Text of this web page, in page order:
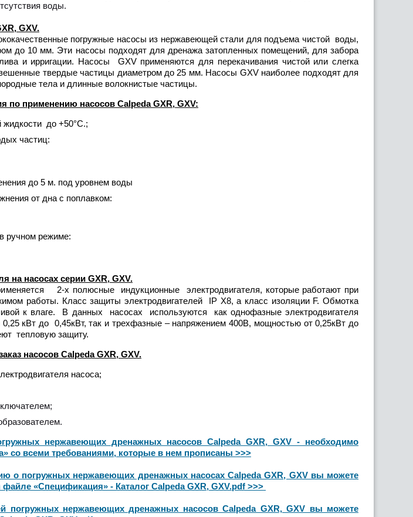
воды.
GXV.
погружные насосы из нержавеющей стали для подъема чистой воды,
до 10 мм. Эти насосы подходят для дренажа затопленных помещений, для забора
и ирригации. Насосы GXV применяются для перекачивания чистой или слегка
твердые частицы диаметром до 25 мм. Насосы GXV наиболее подходят для
тела и длинные волокнистые частицы.
по применению насосов Calpeda GXR, GXV:
жидкости до +50°C.;
частиц:
до 5 м. под уровнем воды
от дна с поплавком:
ручном режиме:
на насосах серии GXR, GXV.
2-х полюсные индукционные электродвигателя, которые работают при
работы. Класс защиты электродвигателей IP Х8, а класс изоляции F. Обмотка
к влаге. В данных насосах используются как однофазные электродвигателя
кВт до 0,45кВт, так и трехфазные – напряжением 400В, мощностью от 0,25кВт до
тепловую защиту.
насосов Calpeda GXR, GXV.
насоса;
нержавеющих дренажных насосов Calpeda GXR, GXV - необходимо
со всеми требованиями, которые в нем прописаны >>>
о погружных нержавеющих дренажныхнасосах Calpeda GXR, GXV вы можете
«Спецификация» - Каталог Calpeda GXR, GXV.pdf >>>
погружных нержавеющих дренажных насосов Calpeda GXR, GXV вы можете